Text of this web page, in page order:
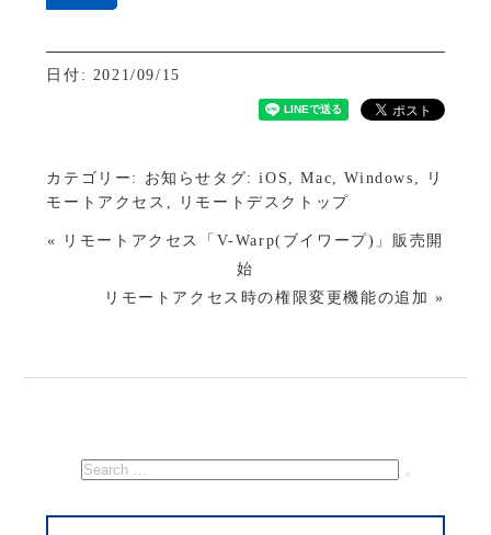
日付: 2021/09/15
カテゴリー: お知らせ タグ:iOS ,Mac,Windows ,
リ
モートアクセス , リモートデスクトップ
« リモートアクセス「V-Warp(ブイワープ)」販売開
始
リモートアクセス時の権限変更機能の追加 »